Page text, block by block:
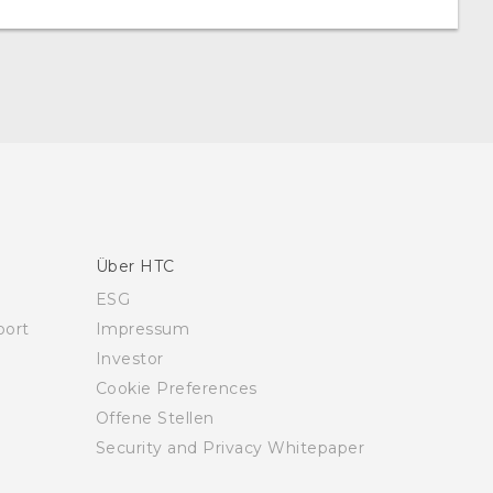
Über HTC
ESG
Impressum
Investor
Cookie Preferences
Offene Stellen
Security and Privacy Whitepaper